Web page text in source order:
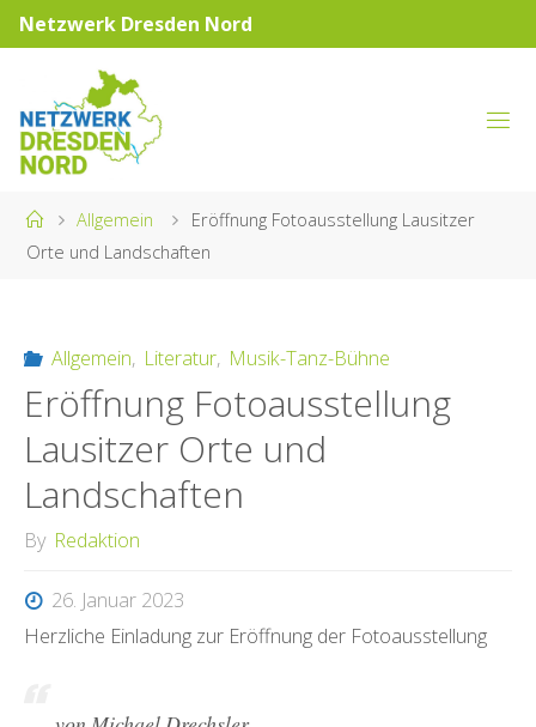
Skip
to
Netzwerk Dresden Nord
NORD
HomeAllgemein
Eröffnung Fotoausstellung Lausitzer
Orte und Landschaften
Allgemein, Literatur, Musik-Tanz-Bühne
Eröffnung Fotoausstellung
Lausitzer Orte und
Landschaften
By Redaktion
26. Januar 2023
Herzliche Einladung zur Eröffnung der Fotoausstellung